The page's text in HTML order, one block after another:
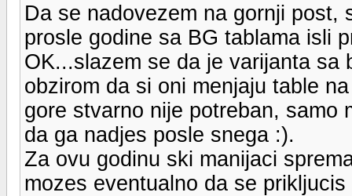
Da se nadovezem na gornji post,
prosle godine sa BG tablama isli
OK...slazem se da je varijanta sa
obzirom da si oni menjaju table
gore stvarno nije potreban, samo
da ga nadjes posle snega :).
Za ovu godinu ski manijaci
mozes eventualno da se